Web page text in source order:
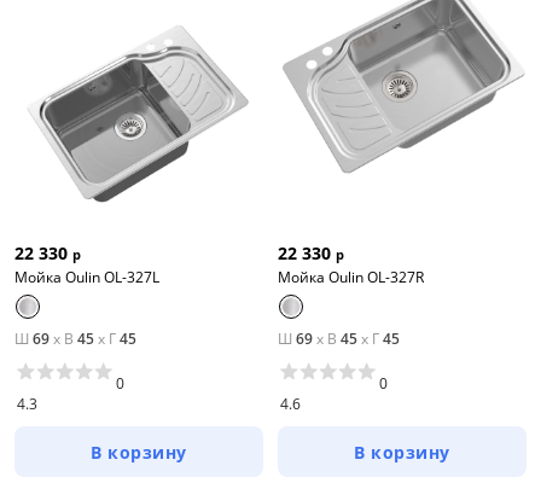
22 330 р
Мойка Oulin OL-327L
Ш 69x В 45x Г45
4.3
0
В корзину
22 330 р
Мойка Oulin OL-327R
Ш 69x В 45x Г45
4.6
0
В корзину